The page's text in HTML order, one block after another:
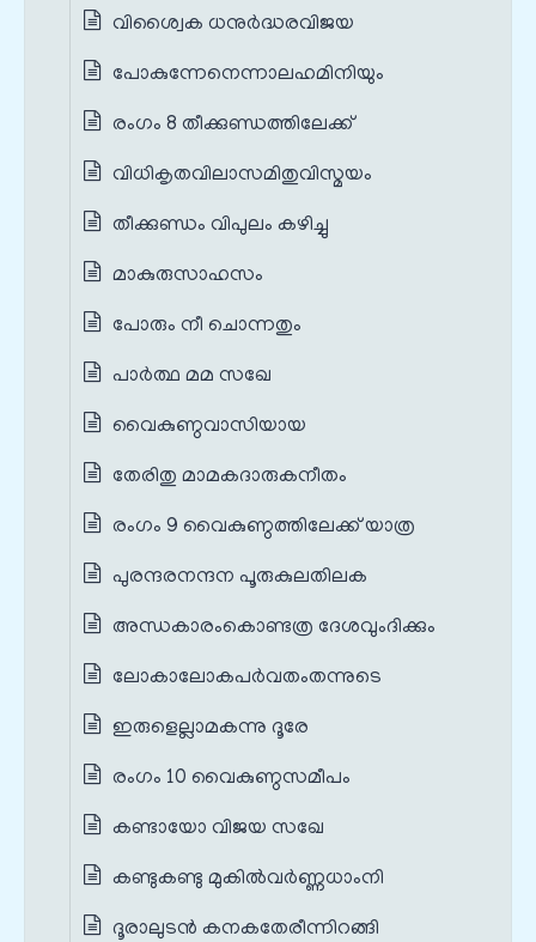
വിശ്വൈക ധനുർദ്ധരവിജയ
പോകുന്നേനെന്നാലഹമിനിയും
രംഗം 8 തീക്കുണ്ഡത്തിലേക്ക്
വിധികൃതവിലാസമിതുവിസ്മയം
തീക്കുണ്ഡം വിപുലം കഴിച്ചു
മാകുരുസാഹസം
പോരും നീ ചൊന്നതും
പാർത്ഥ മമ സഖേ
വൈകുണ്ഠവാസിയായ
തേരിതു മാമകദാരുകനീതം
രംഗം 9 വൈകുണ്ഠത്തിലേക്ക് യാത്ര
പുരന്ദരനന്ദന പൂരുകുലതിലക
അന്ധകാരംകൊണ്ടത്ര ദേശവുംദിക്കും
ലോകാലോകപർവതംതന്നുടെ
ഇരുളെല്ലാമകന്നു ദൂരേ
രംഗം 10 വൈകുണ്ഠസമീപം
കണ്ടായോ വിജയ സഖേ
കണ്ടുകണ്ടു മുകിൽവർണ്ണധാംനി
ദൂരാലുടൻ കനകതേരീന്നിറങ്ങി